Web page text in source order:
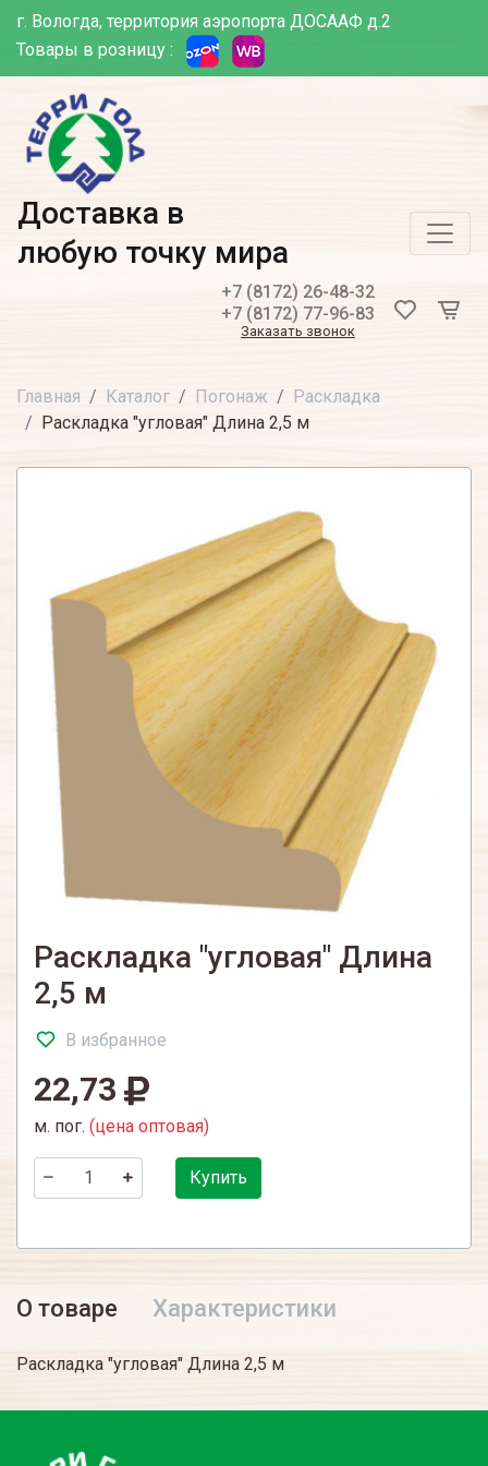
г. Вологда, территория аэропорта ДОСААФ д.2
Товары в розницу :
Доставка в
любую точку мира
+7 (8172) 26-48-32
+7 (8172) 77-96-83
Заказать звонок
Главная Каталог Погонаж
Раскладка
Раскладка "угловая" Длина 2,5 м
Раскладка "угловая" Длина
2,5 м
В избранное
22,73
м. пог. (цена оптовая)
Купить
О товаре Характеристики
Раскладка "угловая" Длина 2,5 м